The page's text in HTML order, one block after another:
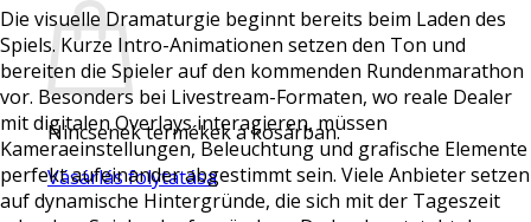
Nincsenek termékek a kosárban.
Vásárlás folytatása
Die visuelle Dramaturgie beginnt bereits beim Laden des
Spiels. Kurze Intro-Animationen setzen den Ton und
bereiten die Spieler auf den kommenden Rundenmarathon
vor. Besonders bei Livestream-Formaten, wo reale Dealer
mit digitalen Overlays interagieren, müssen
Kameraeinstellungen, Beleuchtung und grafische Elemente
perfekt aufeinander abgestimmt sein. Viele Anbieter setzen
auf dynamische Hintergründe, die sich mit der Tageszeit